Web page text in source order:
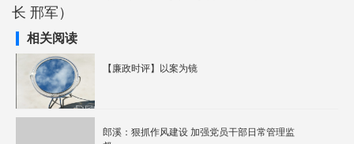
长 邢军）
相关阅读
【廉政时评】以案为镜
郎溪：狠抓作风建设 加强党员干部日常管理监